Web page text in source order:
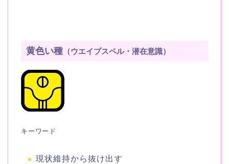
黄色い種 （ウエイブスペル・潜在意識）
キーワード
現状維持から抜け出す